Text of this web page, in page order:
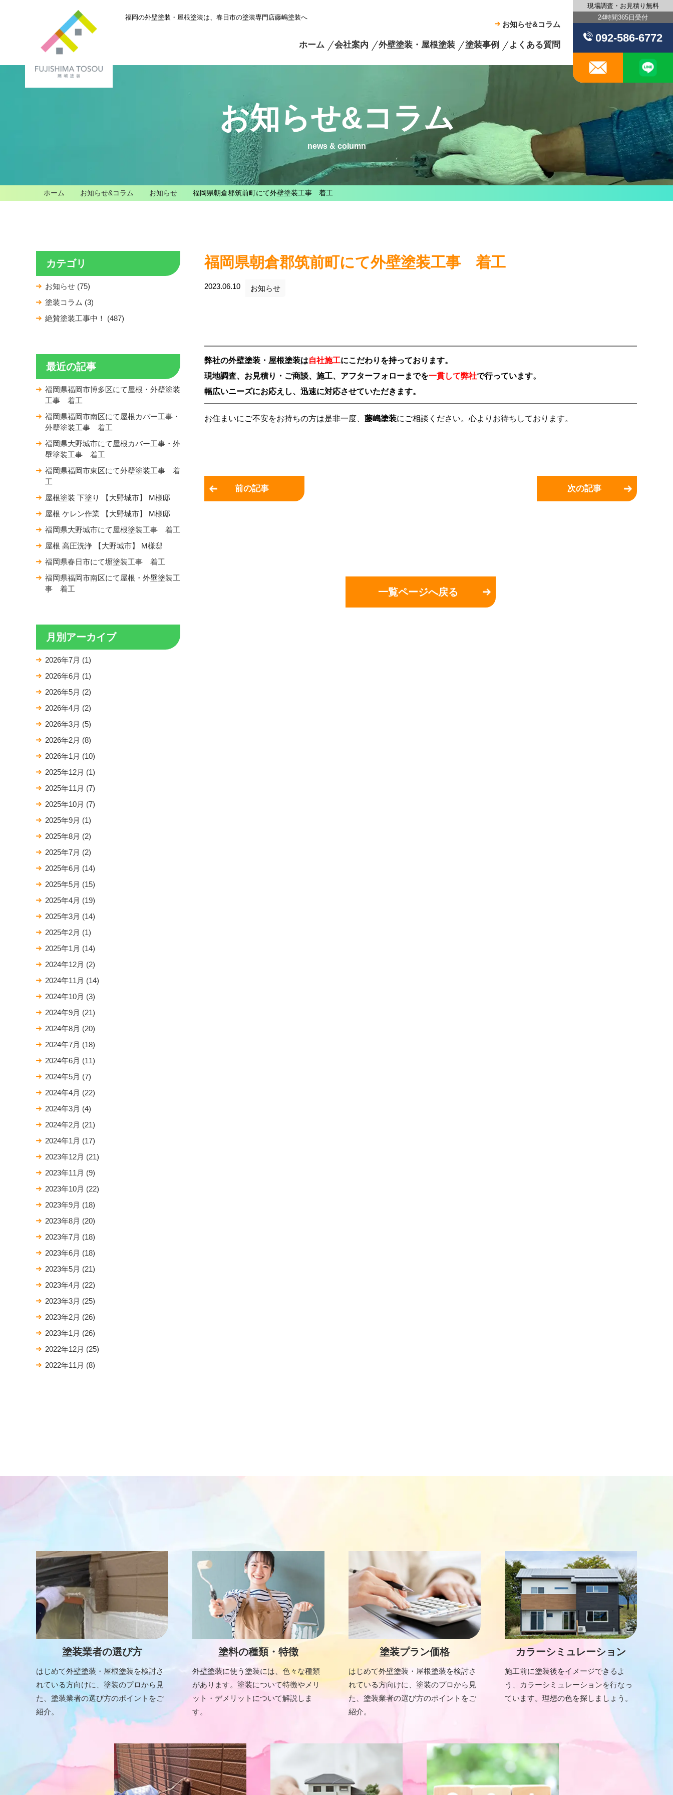
福岡の外壁塗装・屋根塗装は、 春日市の塗装専門店藤嶋塗装へ
ホーム 会社案内 外壁塗装・屋根塗装 塗装事例 よくある質問
お知らせ&コラム
現場調査・お見積り無料
24時間365日受付
092-586-6772
メール
お知らせ&コラム
news & column
ホーム お知らせ&コラム お知らせ 福岡県朝倉郡筑前町にて外壁塗装工事 着工
福岡県朝倉郡筑前町にて外壁塗装工事 着工
2023.06.10 お知らせ
弊社の外壁塗装・屋根塗装は自社施工にこだわりを持っております。
現地調査、お見積り・ご商談、施工、アフターフォローまでを一貫して弊社で行っています。
幅広いニーズにお応えし、迅速に対応させていただきます。
お住まいにご不安をお持ちの方は是非一度、 藤嶋塗装にご相談ください。心よりお待ちしております。
前の記事 次の記事
一覧ページへ戻る
カテゴリ
お知らせ (75)
塗装コラム (3)
絶賛塗装工事中！ (487)
最近の記事
福岡県福岡市博多区にて屋根・外壁塗装
工事 着工
福岡県福岡市南区にて屋根カバー工事・
外壁塗装工事 着工
福岡県大野城市にて屋根カバー工事・外
壁塗装工事 着工
福岡県福岡市東区にて外壁塗装工事 着
工
屋根塗装 下塗り 【大野城市】 M様邸
屋根 ケレン作業 【大野城市】 M様邸
福岡県大野城市にて屋根塗装工事 着工
屋根 高圧洗浄 【大野城市】 M様邸
福岡県春日市にて塀塗装工事 着工
福岡県福岡市南区にて屋根・外壁塗装工
事 着工
月別アーカイブ
2026年7月 (1)
2026年6月 (1)
2026年5月 (2)
2026年4月 (2)
2026年3月 (5)
2026年2月 (8)
2026年1月 (10)
2025年12月 (1)
2025年11月 (7)
2025年10月 (7)
2025年9月 (1)
2025年8月 (2)
2025年7月 (2)
2025年6月 (14)
2025年5月 (15)
2025年4月 (19)
2025年3月 (14)
2025年2月 (1)
2025年1月 (14)
2024年12月 (2)
2024年11月 (14)
2024年10月 (3)
2024年9月 (21)
2024年8月 (20)
2024年7月 (18)
2024年6月 (11)
2024年5月 (7)
2024年4月 (22)
2024年3月 (4)
2024年2月 (21)
2024年1月 (17)
2023年12月 (21)
2023年11月 (9)
2023年10月 (22)
2023年9月 (18)
2023年8月 (20)
2023年7月 (18)
2023年6月 (18)
2023年5月 (21)
2023年4月 (22)
2023年3月 (25)
2023年2月 (26)
2023年1月 (26)
2022年12月 (25)
2022年11月 (8)
塗装業者の選び方
はじめて外壁塗装・屋根塗装を検討さ
れている方向けに、塗装のプロから見
た、塗装業者の選び方のポイントをご
紹介。
塗料の種類・特徴
外壁塗装に使う塗装には、色々な種類
があります。塗装について特徴やメリ
ット・デメリットについて解説しま
す。
塗装プラン価格
はじめて外壁塗装・屋根塗装を検討さ
れている方向けに、塗装のプロから見
た、塗装業者の選び方のポイントをご
紹介。
カラーシミュレーション
施工前に塗装後をイメージできるよ
う、カラーシミュレーションを行なっ
ています。理想の色を探しましょう。